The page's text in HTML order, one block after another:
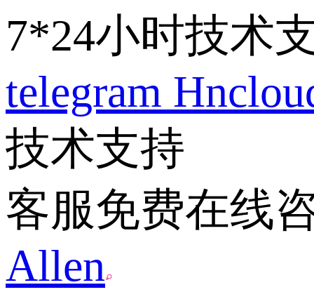
7*24小时技术
telegram
技术支持
客服免费在线
Allen